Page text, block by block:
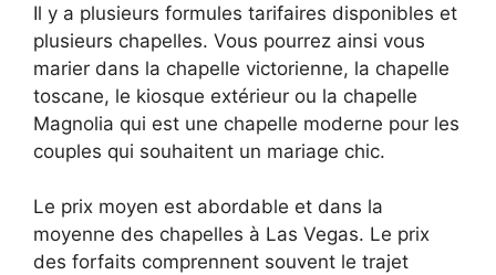
Il y a plusieurs formules tarifaires disponibles et
plusieurs chapelles. Vous pourrez ainsi vous
marier dans la chapelle victorienne, la chapelle
toscane, le kiosque extérieur ou la chapelle
Magnolia qui est une chapelle moderne pour les
couples qui souhaitent un mariage chic.
Le prix moyen est abordable et dans la
moyenne des chapelles à Las Vegas. Le prix
des forfaits comprennent souvent le trajet